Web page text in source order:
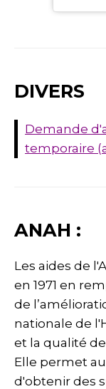
DIVERS
Demande
temporaire
ANAH :
Les aides de
en 1971 en
de
nationale de
et la qualité
Elle permet
d'obtenir des